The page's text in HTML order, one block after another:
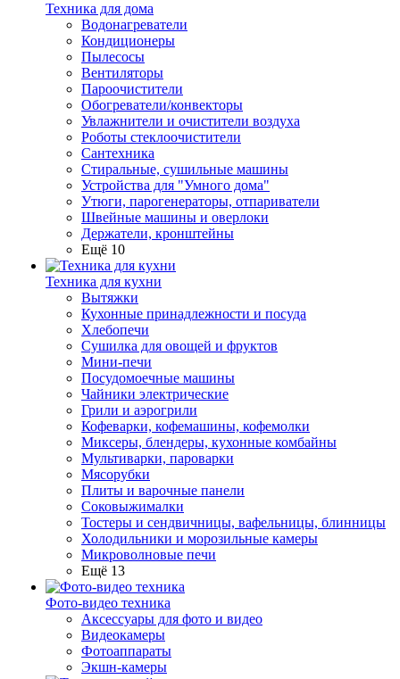
Техника для дома
Водонагреватели
Кондиционеры
Пылесосы
Вентиляторы
Пароочистители
Обогреватели/конвекторы
Увлажнители и очистители воздуха
Роботы стеклоочистители
Сантехника
Стиральные, сушильные машины
Устройства для "Умного дома"
Утюги, парогенераторы, отпариватели
Швейные машины и оверлоки
Держатели, кронштейны
Ещё 10
Техника для кухни
Вытяжки
Кухонные принадлежности и посуда
Хлебопечи
Сушилка для овощей и фруктов
Мини-печи
Посудомоечные машины
Чайники электрические
Грили и аэрогрили
Кофеварки, кофемашины, кофемолки
Миксеры, блендеры, кухонные комбайны
Мультиварки, пароварки
Мясорубки
Плиты и варочные панели
Соковыжималки
Тостеры и сендвичницы, вафельницы, блинницы
Холодильники и морозильные камеры
Микроволновые печи
Ещё 13
Фото-видео техника
Аксессуары для фото и видео
Видеокамеры
Фотоаппараты
Экшн-камеры